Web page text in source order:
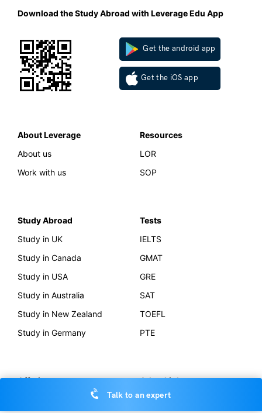
Download the Study Abroad with Leverage Edu App
Get the android app
Get the iOS app
About Leverage
About us
Work with us
Resources
LOR
SOP
Study Abroad
Study in UK
Study in Canada
Study in USA
Study in Australia
Study in New Zealand
Study in Germany
Tests
IELTS
GMAT
GRE
SAT
TOEFL
PTE
Offerings
Other Links
Privacy Policy
Talk to an expert